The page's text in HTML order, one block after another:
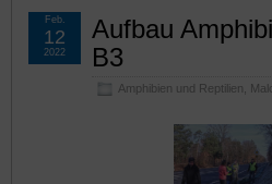
Aufbau
B3
Amphibien und Reptilien
Feb.
12
2022